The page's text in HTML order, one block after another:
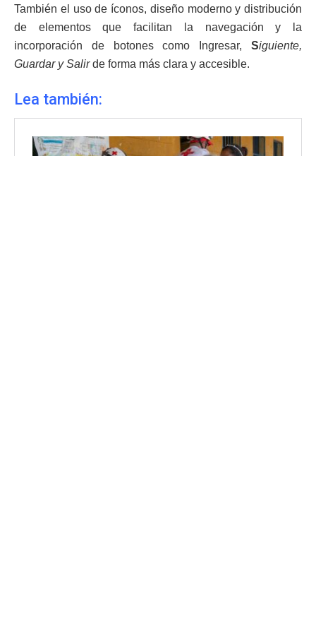
También el uso de íconos, diseño moderno y distribución
de elementos que facilitan la navegación y la
incorporación de botones como Ingresar, Siguiente,
Guardar y Salirde forma más clara y accesible.
Lea también: